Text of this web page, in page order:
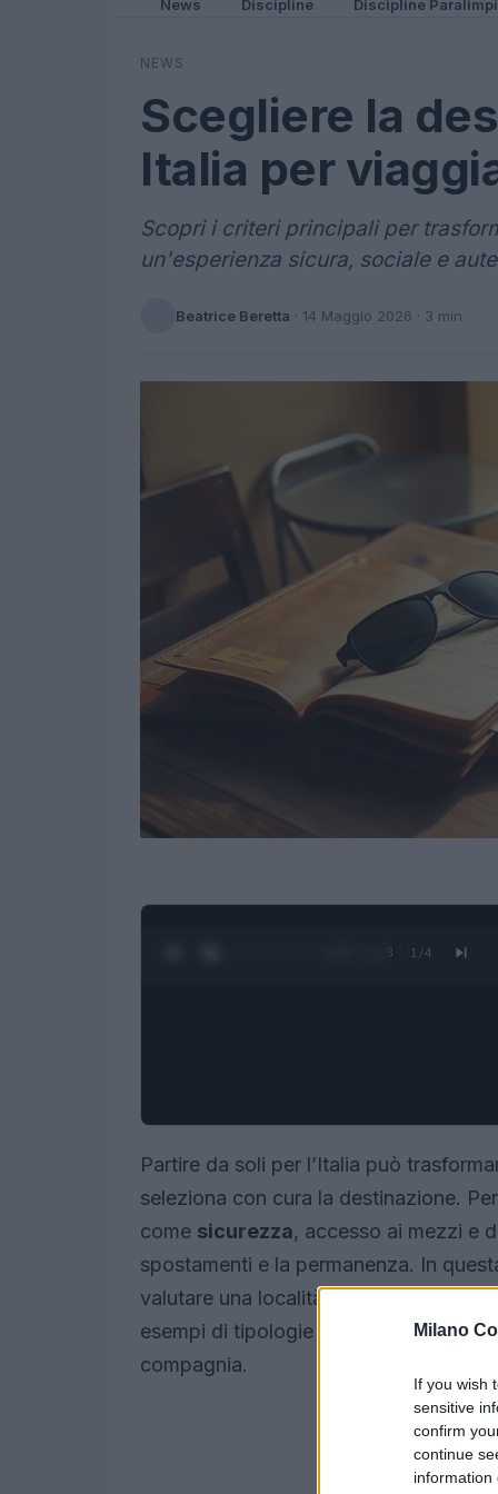
Milano
If you wish
sensitive
confirm
continue
information
News Discipline Discipline
NEWS
Scegliere la
Italia per
Scopri i criteri principali per
un'esperienza sicura, sociale e
Beatrice Beretta · 14 Maggio 2026 · 3 min
0:28 / 1:23 1 /4
Partire da soli per l’Italia può
seleziona con cura la destinazione.
come sicurezza, accesso ai mezzi e
spostamenti e la permanenza. In
valutare una località, cosa
esempi di tipologie di luoghi che
compagnia.